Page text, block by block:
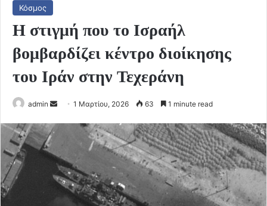
Κόσμος
Η στιγμή που το Ισραήλ
βομβαρδίζει κέντρο διοίκησης
του Ιράν στην Τεχεράνη
admin
Send1 Μαρτίου, 2026 63 1 minute read